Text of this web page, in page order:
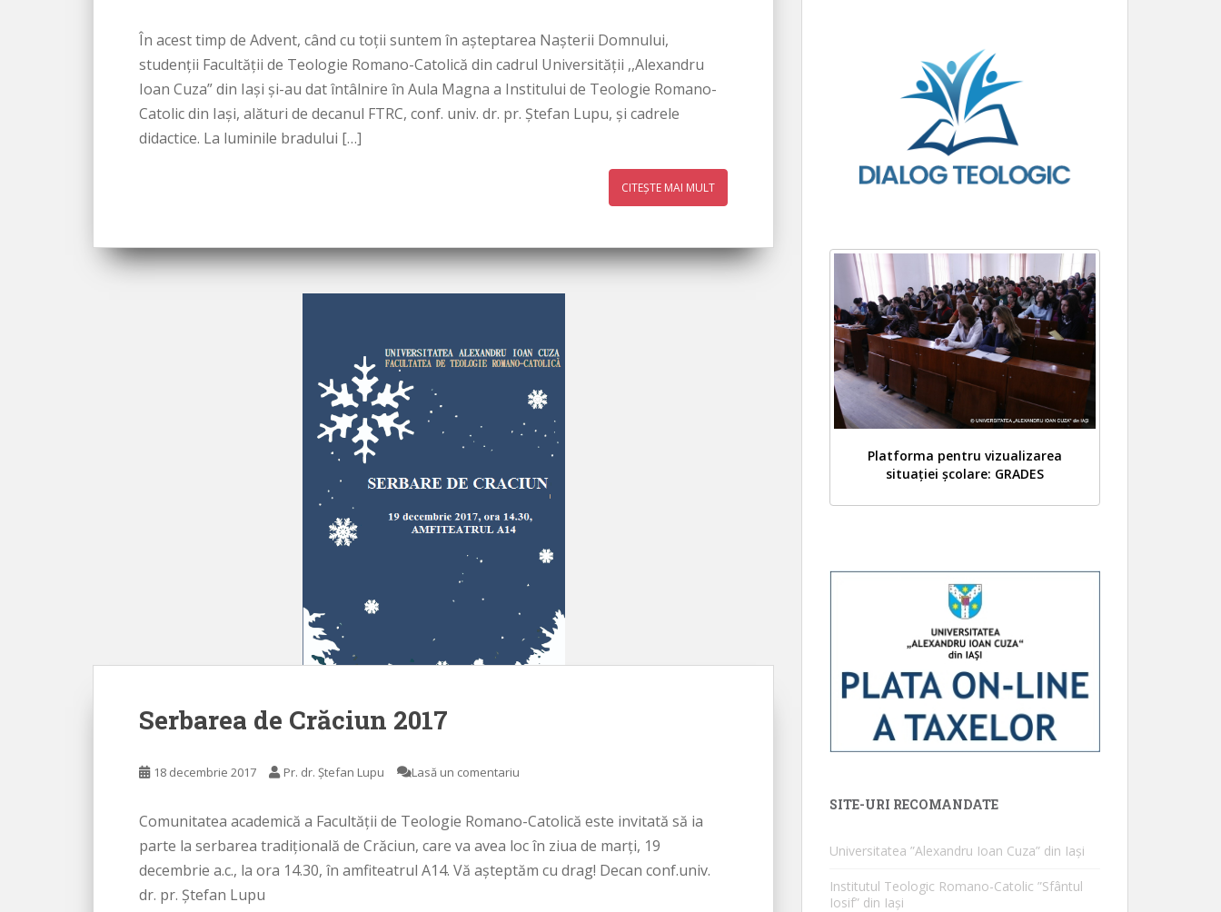
În acest timp de Advent, când cu toții suntem în așteptarea Nașterii Domnului,
studenții Facultății de Teologie Romano-Catolică din cadrul Universității ,,Alexandru
Ioan Cuza” din Iași și-au dat întâlnire în Aula Magna a Institului de Teologie Romano-
Catolic din Iași, alături de decanul FTRC, conf. univ. dr. pr. Ștefan Lupu, și cadrele
didactice. La luminile bradului […]
CITEȘTE MAI MULT
Serbarea de Crăciun 2017
18 decembrie 2017 Pr. dr. Ștefan Lupu Lasă un comentariu
Comunitatea academică a Facultății de Teologie Romano-Catolică este invitată să ia
parte la serbarea tradițională de Crăciun, care va avea loc în ziua de marți, 19
decembrie a.c., la ora 14.30, în amfiteatrul A14. Vă așteptăm cu drag! Decan conf.univ.
dr. pr. Ștefan Lupu
Platforma pentru vizualizarea
situației școlare: GRADES
SITE-URI RECOMANDATE
Universitatea ”Alexandru Ioan Cuza” din Iaşi
Institutul Teologic Romano-Catolic ”Sfântul
Iosif” din Iaşi